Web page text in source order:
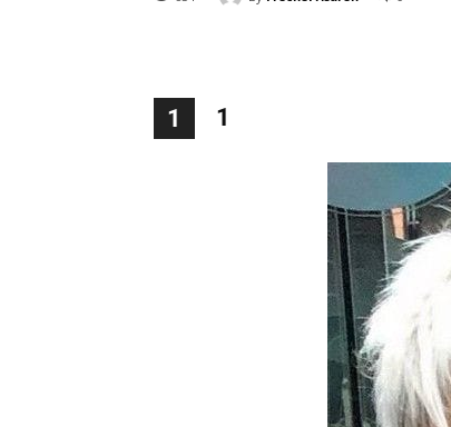
1 1